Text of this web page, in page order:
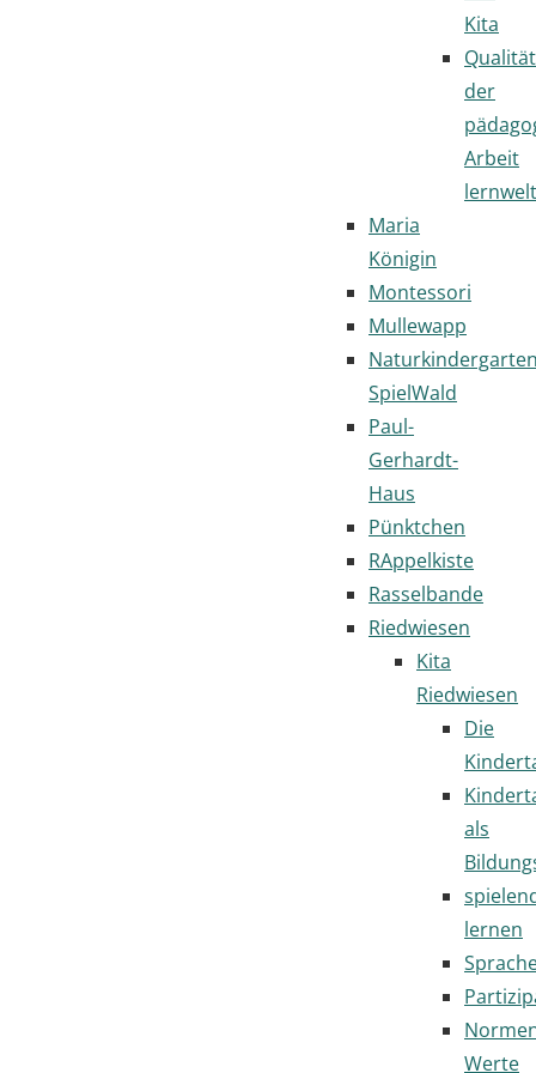
Kita
Qualität
der
Arbeit
lernwelt
Maria
Königin
Montessori
Mullewapp
SpielWald
Paul-
Gerhardt-
Haus
Pünktchen
RAppelkiste
Rasselbande
Riedwiesen
Kita
Riedwiesen
Die
als
lernen
Werte